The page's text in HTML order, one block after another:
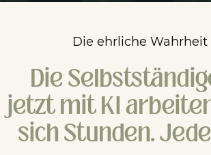
Die ehrliche Wahrheit
Die
jetzt mit KI
sich Stunden.